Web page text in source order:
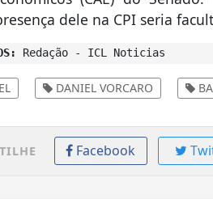
dele na CPI seria
Redação - ICL Noticias
DANIEL VORCARO
Facebook